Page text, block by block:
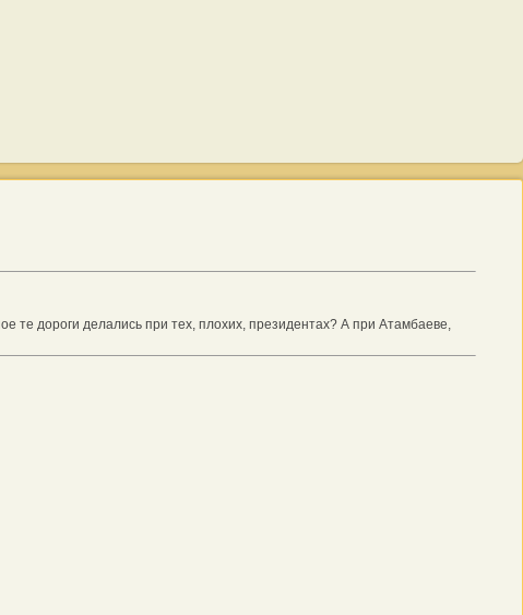
те дороги делались при тех, плохих, президентах? А при Атамбаеве,